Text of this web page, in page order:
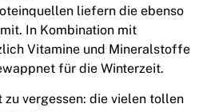
liefern die ebenso
In Kombination mit
Vitamine und Mineralstoffe
für die Winterzeit.
zu vergessen: die vielen tollen